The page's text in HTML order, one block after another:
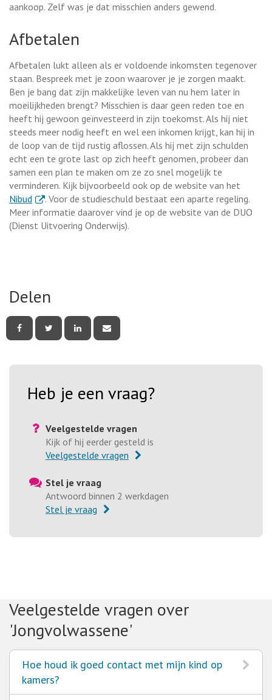
aankoop. Zelf was je dat misschien anders gewend.
Afbetalen
Afbetalen lukt alleen als er voldoende inkomsten tegenover
staan. Bespreek met je zoon waarover je je zorgen maakt.
Ben je bang dat zijn makkelijke leven van nu hem later in
moeilijkheden brengt? Misschien is daar geen reden toe en
heeft hij gewoon geïnvesteerd in zijn toekomst. Als hij niet
steeds meer nodig heeft en wel een inkomen krijgt, kan hij in
de loop van de tijd rustig aflossen. Als hij met zijn schulden
echt een te grote last op zich heeft genomen, probeer dan
samen een plan te maken om ze zo snel mogelijk te
verminderen. Kijk bijvoorbeeld ook op de website van het
Nibud . Externe link
. Voor de studieschuld bestaat een aparte regeling.
Meer informatie daarover vind je op de website van de DUO
(Dienst Uitvoering Onderwijs).
Delen
deze deze deze deze
Heb je een vraag?
Veelgestelde vragen
Kijk of hij eerder gesteld is
Veelgestelde vragen
Stel je vraag
Antwoord binnen 2 werkdagen
Stel je vraag
Veelgestelde vragen over
'Jongvolwassene'
Ga
naar
Hoe houd ik goed contact met mijn kind op
kamers?